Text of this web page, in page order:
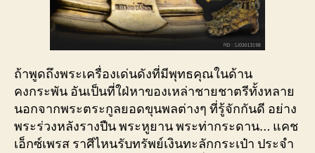
ถ้าพูดถึงพระเครื่องเด่นดังที่มีพุทธคุณในด้าน
คงกระพัน อันเป็นที่ใฝ่หาของเหล่าชายชาตรีทั้งหลาย
นอกจากพระตระกูลยอดขุนพลต่างๆ ที่รู้จักกันดี อย่าง
พระร่วงหลังรางปืน พระหูยาน พระท่ากระดาน… แคช
เอ็กซ์เพรส ราศีไหนรับทรัพย์เงินทะลักกระเป๋า ประจำ